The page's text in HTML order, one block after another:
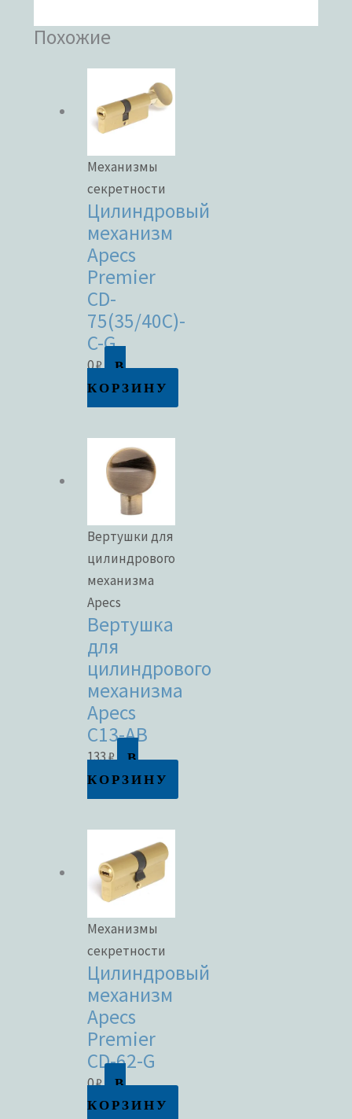
Похожие
Механизмы
секретности
Цилиндровый
механизм
Apecs
Premier
CD-
75(35/40C)-
C-G
0₽
В
КОРЗИНУ
Вертушки для
цилиндрового
механизма
Apecs
Вертушка
для
цилиндрового
механизма
Apecs
C13-AB
133₽
В
КОРЗИНУ
Механизмы
секретности
Цилиндровый
механизм
Apecs
Premier
CD-62-G
0₽
В
КОРЗИНУ